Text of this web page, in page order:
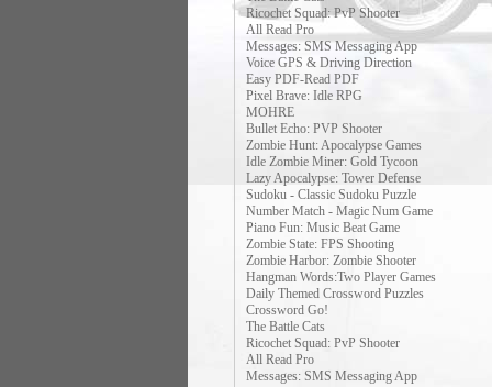
Ricochet Squad: PvP Shooter
All Read Pro
Messages: SMS Messaging App
Voice GPS & Driving Direction
Easy PDF-Read PDF
Pixel Brave: Idle RPG
MOHRE
Bullet Echo: PVP Shooter
Zombie Hunt: Apocalypse Games
Idle Zombie Miner: Gold Tycoon
Lazy Apocalypse: Tower Defense
Sudoku - Classic Sudoku Puzzle
Number Match - Magic Num Game
Piano Fun: Music Beat Game
Zombie State: FPS Shooting
Zombie Harbor: Zombie Shooter
Hangman Words:Two Player Games
Daily Themed Crossword Puzzles
Crossword Go!
The Battle Cats
Ricochet Squad: PvP Shooter
All Read Pro
Messages: SMS Messaging App